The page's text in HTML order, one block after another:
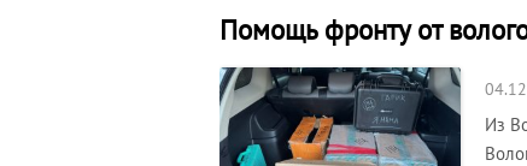
Помощь фронту от
Из